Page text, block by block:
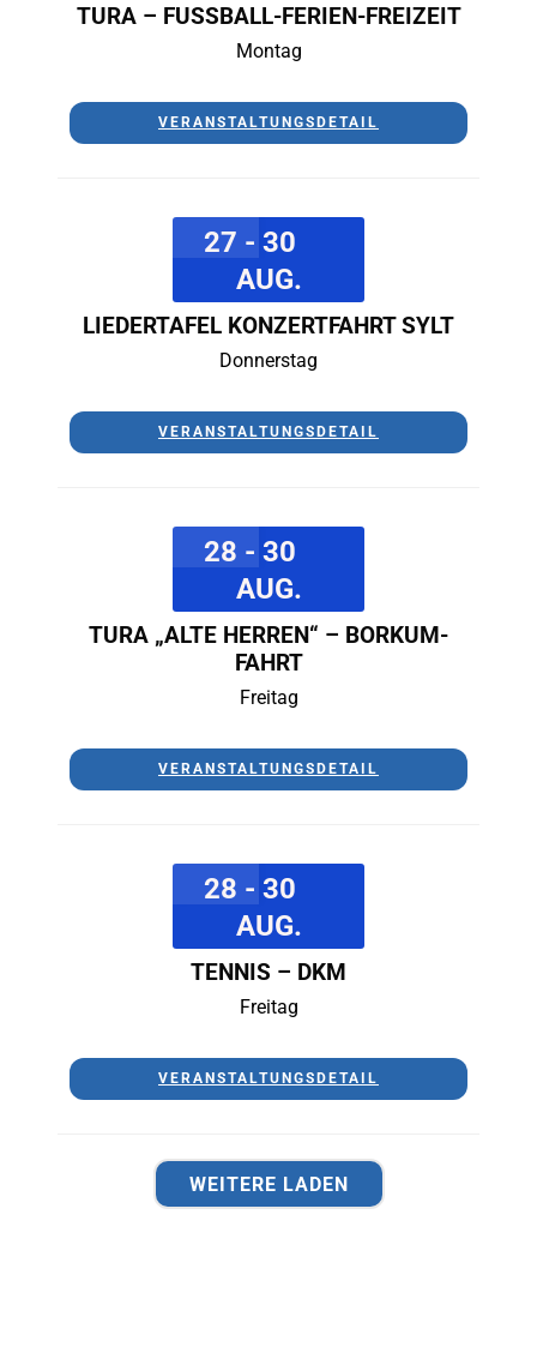
TURA – FUSSBALL-FERIEN-FREIZEIT
Montag
VERANSTALTUNGSDETAIL
27 - 30
AUG.
LIEDERTAFEL KONZERTFAHRT SYLT
Donnerstag
VERANSTALTUNGSDETAIL
28 - 30
AUG.
TURA „ALTE HERREN“ – BORKUM-
FAHRT
Freitag
VERANSTALTUNGSDETAIL
28 - 30
AUG.
TENNIS – DKM
Freitag
VERANSTALTUNGSDETAIL
WEITERE LADEN